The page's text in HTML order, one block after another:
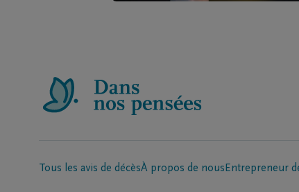
Tous les avis de décèsÀ propos de nous Entrepreneur